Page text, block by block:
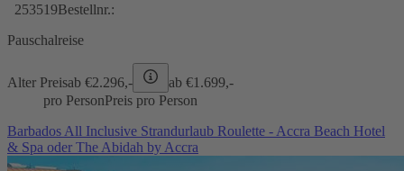
253519Bestellnr.:
Pauschalreise
Alter Preisab €2.296,- ab €1.699,-
pro PersonPreis pro Person
Barbados All Inclusive Strandurlaub Roulette - Accra Beach Hotel
& Spa oder The Abidah by Accra